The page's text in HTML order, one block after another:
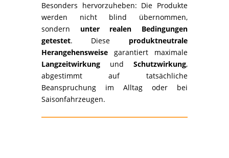
Besonders hervorzuheben: Die Produkte
werden nicht blind übernommen,
sondern unter realen Bedingungen
getestet. Diese produktneutrale
Herangehensweisegarantiert maximale
LangzeitwirkungundSchutzwirkung,
abgestimmt auf tatsächliche
Beanspruchung im Alltag oder bei
Saisonfahrzeugen.